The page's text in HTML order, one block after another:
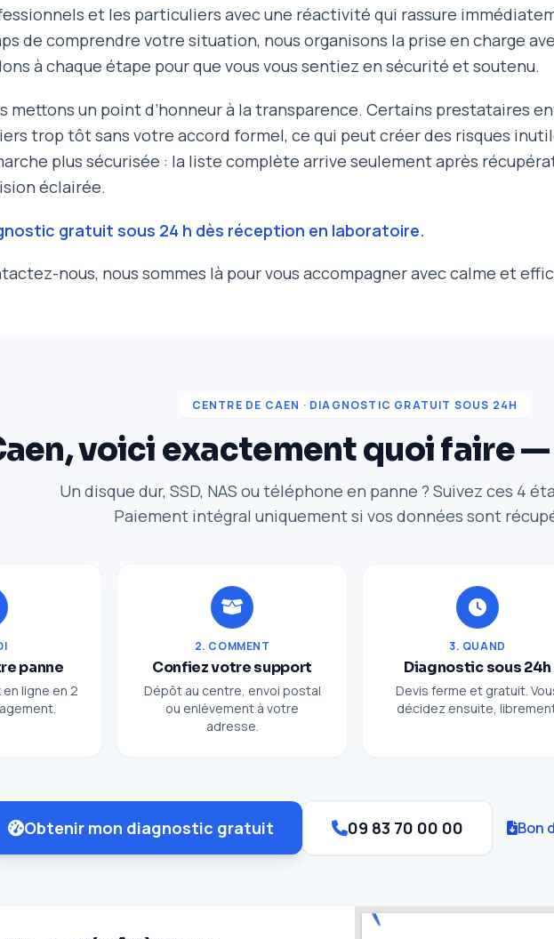
et les particuliers avec une réactivité qui rassure
de comprendre votre situation, nous organisons la prise en charge
à chaque étape pour que vous vous sentiez en sécurité et soutenu.
mettons un point d’honneur à la transparence. Certains prestataires
trop tôt sans votre accord formel, ce qui peut créer des risques
plus sécurisée : la liste complète arrive seulement après
éclairée.
gratuit sous 24 h dès réception en laboratoire.
nous, nous sommes là pour vous accompagner avec calme et
CENTRE DE CAEN · DIAGNOSTIC GRATUIT SOUS 24H
voici exactement quoi faire
Un disque dur, SSD, NAS ou téléphone en panne ? Suivez ces 4
Paiement intégral uniquement si vos données sont
panne
ligne en 2
2. COMMENT
Confiez votre support
Dépôt au centre, envoi postal
ou enlèvement à votre
adresse.
3. QUAND
Diagnostic sous 24h
Devis ferme et gratuit.
décidez ensuite,
Obtenir mon diagnostic gratuit 09 83 70 00 00 Bon